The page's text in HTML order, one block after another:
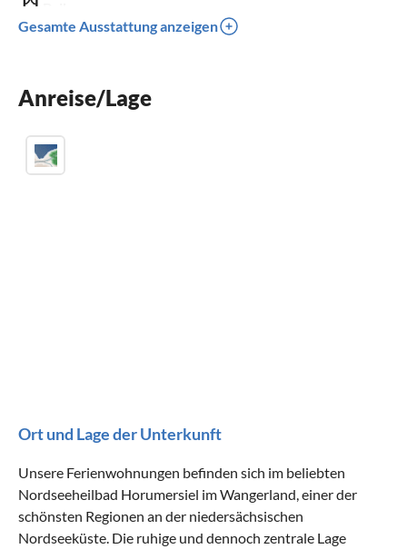
Kinder willkommen
Gesamte Ausstattung anzeigen
Anreise/Lage
Ort und Lage der Unterkunft
Unsere Ferienwohnungen befinden sich im beliebten
Nordseeheilbad Horumersiel im Wangerland, einer der
schönsten Regionen an der niedersächsischen
Nordseeküste. Die ruhige und dennoch zentrale Lage